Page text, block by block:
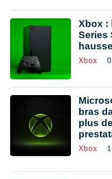
Xbox :
Series
Xbox
bras
plus
Xbox